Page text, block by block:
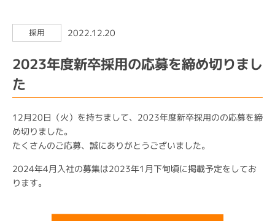
採用 2022.12.20
2023年度新卒採用の応募を締め切りまし
た
12月20日（火）を持ちまして、2023年度新卒採用のの応募を締
め切りました。
たくさんのご応募、誠にありがとうございました。
2024年4月入社の募集は2023年1月下旬頃に掲載予定をしてお
ります。